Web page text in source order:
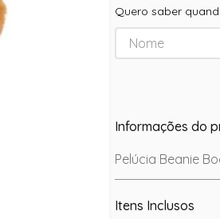
Quero saber
Informações do
Pelúcia Beanie
Itens Inclusos